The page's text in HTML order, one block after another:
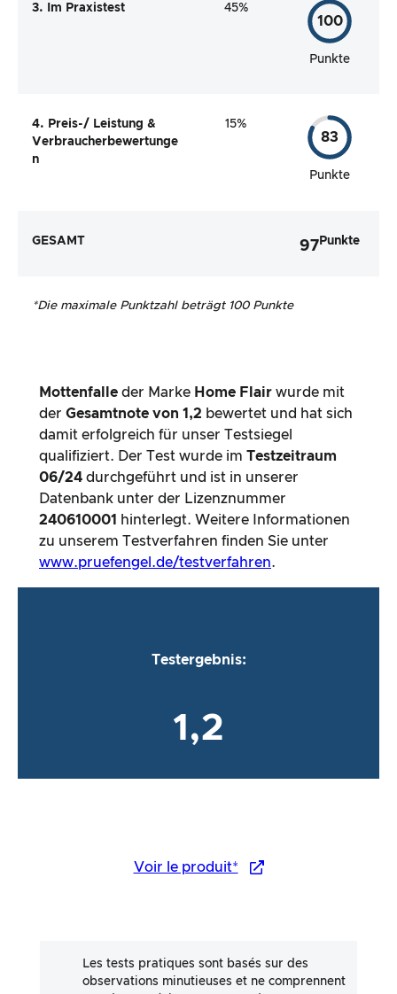
3. Im Praxistest 45%
100
Punkte
4. Preis-/ Leistung &
Verbraucherbewertunge
n
15%
83
Punkte
GESAMT 97 Punkte
*Die maximale Punktzahl beträgt 100 Punkte
Mottenfalle der Marke Home Flair wurde mit
der Gesamtnote von 1,2 bewertet und hat sich
damit erfolgreich für unser Testsiegel
qualifiziert. Der Test wurde im Testzeitraum
06/24 durchgeführt und ist in unserer
Datenbank unter der Lizenznummer
240610001 hinterlegt. Weitere Informationen
zu unserem Testverfahren finden Sie unter
www.pruefengel.de/testverfahren.
Testergebnis:
1,2
Voir le produit*
Les tests pratiques sont basés sur des
observations minutieuses et ne comprennent